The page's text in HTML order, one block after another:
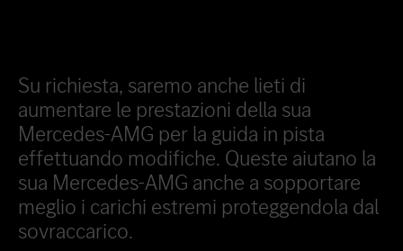
Su richiesta, saremo anche lieti di
aumentare le prestazioni della sua
Mercedes-AMG per la guida in pista
effettuando modifiche. Queste aiutano la
sua Mercedes-AMG anche a sopportare
meglio i carichi estremi proteggendola dal
sovraccarico.